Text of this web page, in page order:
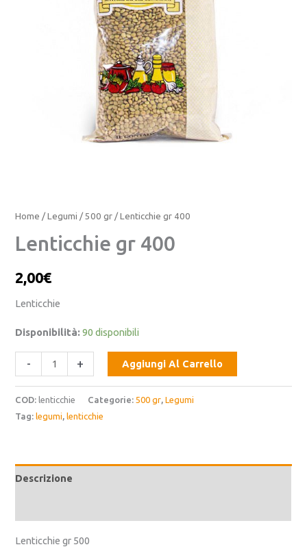
Home /Legumi /500 gr / Lenticchie gr 400
Lenticchie gr 400
2,00€
Lenticchie
Disponibilità: 90 disponibili
- + Aggiungi Al Carrello
COD:lenticchie Categorie: 500 gr ,Legumi
Tag:legumi ,lenticchie
Descrizione
Lenticchie gr 500